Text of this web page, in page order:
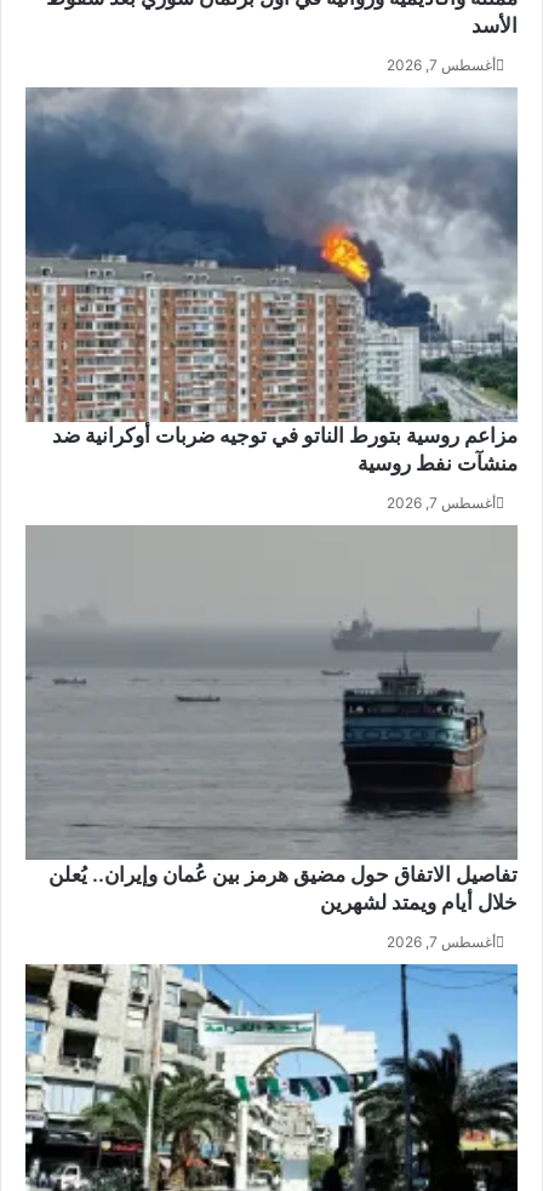
إ
ا
الأسد
أغسطس 7, 2026
مزاعم روسية بتورط الناتو في توجيه ضربات أوكرانية ضد
منشآت نفط روسية
أغسطس 7, 2026
تفاصيل الاتفاق حول مضيق هرمز بين عُمان وإيران.. يُعلن
خلال أيام ويمتد لشهرين
أغسطس 7, 2026